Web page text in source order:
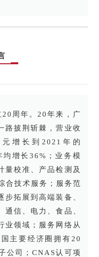
周年。20年来，广
路披荆斩棘，营业收
增长到2021年的
增长36%；业务模
量校准、产品检测及
合技术服务；服务范
步拓展到高端装备、
通信、电力、食品、
业领域；服务网络从
主要经济圈拥有20
公司；CNAS认可项